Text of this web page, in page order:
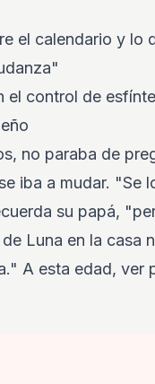
el calendario y lo
el control de
no paraba de
iba a mudar. "Se
su papá,
Luna en la casa
A esta edad, ver